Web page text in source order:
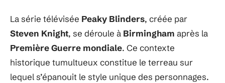
La série télévisée Peaky Blinders, créée par
Steven Knight, se déroule à Birmingham après la
Première Guerre mondiale. Ce contexte
historique tumultueux constitue le terreau sur
lequel s’épanouit le style unique des personnages.